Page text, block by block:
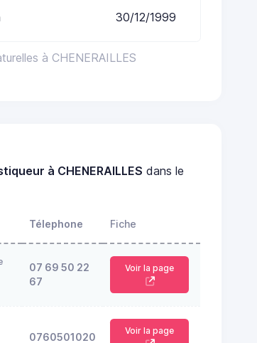
à CHENERAILLES
30/12/1999
à CHENERAILLES dans le
Télephone Fiche
07 69 50 22
67
Voir la page
0760501020
Voir la page